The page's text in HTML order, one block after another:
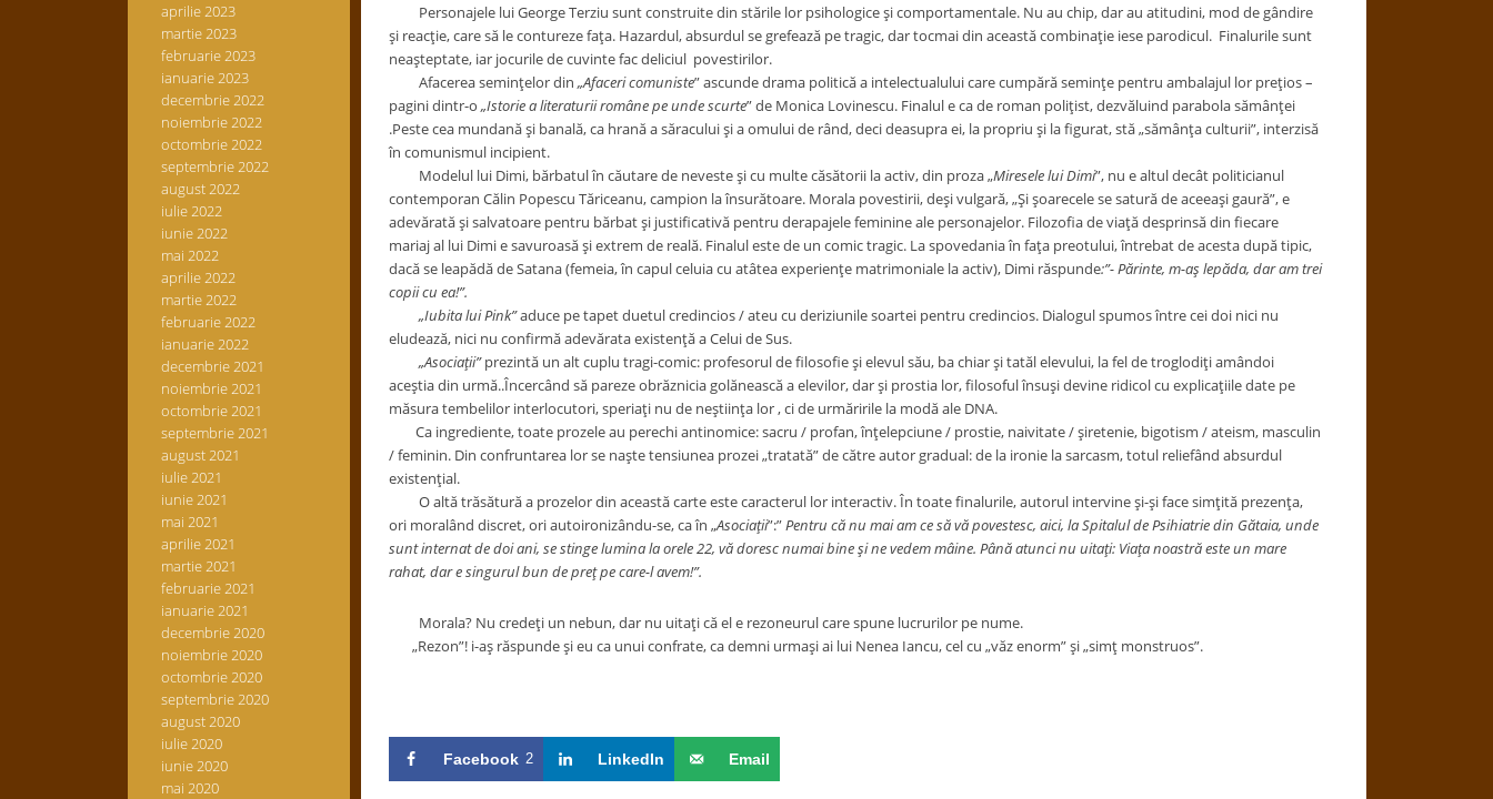
aprilie 2023
martie 2023
februarie 2023
ianuarie 2023
decembrie 2022
noiembrie 2022
octombrie 2022
septembrie 2022
august 2022
iulie 2022
iunie 2022
mai 2022
aprilie 2022
martie 2022
februarie 2022
ianuarie 2022
decembrie 2021
noiembrie 2021
octombrie 2021
septembrie 2021
august 2021
iulie 2021
iunie 2021
mai 2021
aprilie 2021
martie 2021
februarie 2021
ianuarie 2021
decembrie 2020
noiembrie 2020
octombrie 2020
septembrie 2020
august 2020
iulie 2020
iunie 2020
mai 2020
Personajele lui George Terziu sunt construite din stările lor psihologice şi comportamentale. Nu au chip, dar au atitudini, mod de gândire
şi reacţie, care să le contureze faţa. Hazardul, absurdul se grefează pe tragic, dar tocmai din această combinaţie iese parodicul. Finalurile sunt
neaşteptate, iar jocurile de cuvinte fac deliciul povestirilor.
Afacerea seminţelor din „Afaceri comuniste” ascunde drama politică a intelectualului care cumpără seminţe pentru ambalajul lor preţios –
pagini dintr-o „Istoriea literaturii române pe unde scurte” de Monica Lovinescu. Finalul e ca de roman poliţist, dezvăluind parabola sămânţei
.Peste cea mundană şi banală, ca hrană a săracului şi a omului de rând, deci deasupra ei, la propriu şi la figurat, stă „sămânţa culturii”, interzisă
în comunismul incipient.
Modelul lui Dimi, bărbatul în căutare de neveste şi cu multe căsătorii la activ, din proza „Miresele lui Dimi”, nu e altul decât politicianul
contemporan Călin Popescu Tăriceanu, campion la însurătoare. Morala povestirii, deşi vulgară, „Şi şoarecele se satură de aceeaşi gaură”, e
adevărată şi salvatoare pentru bărbat şi justificativă pentru derapajele feminine ale personajelor. Filozofia de viaţă desprinsă din fiecare
mariaj al lui Dimi e savuroasă şi extrem de reală. Finalul este de un comic tragic. La spovedania în faţa preotului, întrebat de acesta după tipic,
dacă se leapădă de Satana (femeia, în capul celuia cu atâtea experienţe matrimoniale la activ), Dimi răspunde:”- Părinte, m-aş lepăda, dar am trei
copii cu ea!”.
„Iubita lui Pink”aduce pe tapet duetul credincios / ateu cu deriziunile soartei pentru credincios. Dialogul spumos între cei doi nici nu
eludează, nici nu confirmă adevărata existenţă a Celui de Sus.
„Asociaţii”prezintă un alt cuplu tragi-comic: profesorul de filosofie şi elevul său, ba chiar şi tatăl elevului, la fel de troglodiţi amândoi
aceştia din urmă..Încercând să pareze obrăznicia golănească a elevilor, dar şi prostia lor, filosoful însuşi devine ridicol cu explicaţiile date pe
măsura tembelilor interlocutori, speriaţi nu de neştiinţa lor , ci de urmăririle la modă ale DNA.
Ca ingrediente, toate prozele au perechi antinomice: sacru / profan, înţelepciune / prostie, naivitate / şiretenie, bigotism / ateism, masculin
/ feminin. Din confruntarea lorse naşte tensiunea prozei „tratată” de către autor gradual: de la ironie la sarcasm, totul reliefând absurdul
existenţial.
O altă trăsătură a prozelor din această carte este caracterul lor interactiv. În toate finalurile, autorul intervine şi-şi face simţită prezenţa,
ori moralând discret, ori autoironizându-se, ca în „Asociaţii”:”Pentru că nu mai am ce să vă povestesc, aici, la Spitalul de Psihiatrie din Gătaia, unde
sunt internat de doi ani, se stinge lumina la orele 22, vă doresc numai bine şi ne vedem mâine. Până atunci nu uitaţi: Viaţa noastră este un mare
rahat, dar e singurul bun de preţ pe care-l avem!”.
Morala? Nu credeţi un nebun, dar nu uitaţi că el e rezoneurul care spune lucrurilor pe nume.
„Rezon”! i-aş răspunde şi eu ca unui confrate, ca demni urmaşi ai lui Nenea Iancu, cel cu „văz enorm” şi „simţ monstruos”.
Facebook 2 LinkedIn Email